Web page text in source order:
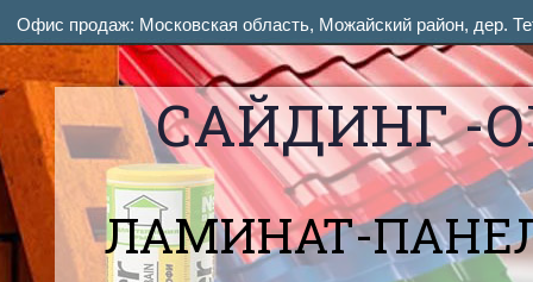
САЙДИНГ -
ЛАМИНАТ-
Офис продаж: Московская область, Можайский район, дер.